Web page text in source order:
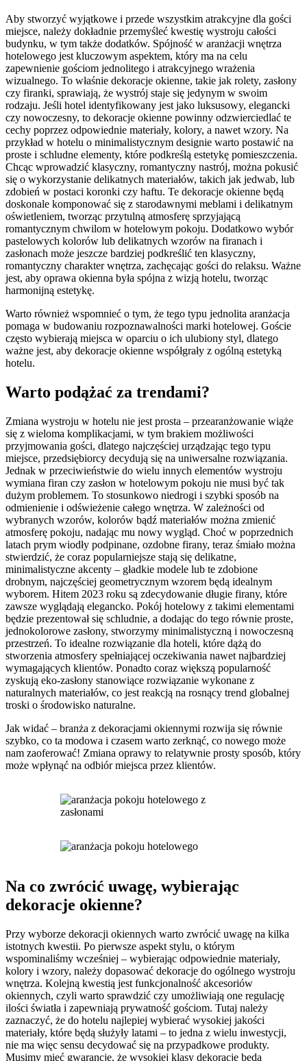
Aby stworzyć wyjątkowe i przede wszystkim atrakcyjne dla gości
miejsce, należy dokładnie przemyśleć kwestię wystroju całości
budynku, w tym także dodatków. Spójność w aranżacji wnętrza
hotelowego jest kluczowym aspektem, który ma na celu
zapewnienie gościom jednolitego i atrakcyjnego wrażenia
wizualnego. To właśnie dekoracje okienne, takie jak rolety, zasłony
czy firanki, sprawiają, że wystrój staje się jedynym w swoim
rodzaju. Jeśli hotel identyfikowany jest jako luksusowy, elegancki
czy nowoczesny, to dekoracje okienne powinny odzwierciedlać te
cechy poprzez odpowiednie materiały, kolory, a nawet wzory. Na
przykład w hotelu o minimalistycznym designie warto postawić na
proste i schludne elementy, które podkreślą estetykę pomieszczenia.
Chcąc wprowadzić klasyczny, romantyczny nastrój, można pokusić
się o wykorzystanie delikatnych materiałów, takich jak jedwab, lub
zdobień w postaci koronki czy haftu. Te dekoracje okienne będą
doskonale komponować się z starodawnymi meblami i delikatnym
oświetleniem, tworząc przytulną atmosferę sprzyjającą
romantycznym chwilom w hotelowym pokoju. Dodatkowo wybór
pastelowych kolorów lub delikatnych wzorów na firanach i
zasłonach może jeszcze bardziej podkreślić ten klasyczny,
romantyczny charakter wnętrza, zachęcając gości do relaksu. Ważne
jest, aby oprawa okienna była spójna z wizją hotelu, tworząc
harmonijną estetykę.
Warto również wspomnieć o tym, że tego typu jednolita aranżacja
pomaga w budowaniu rozpoznawalności marki hotelowej. Goście
często wybierają miejsca w oparciu o ich ulubiony styl, dlatego
ważne jest, aby dekoracje okienne współgrały z ogólną estetyką
hotelu.
Warto podążać za trendami?
Zmiana wystroju w hotelu nie jest prosta – przearanżowanie wiąże
się z wieloma komplikacjami, w tym brakiem możliwości
przyjmowania gości, dlatego najczęściej urządzając tego typu
miejsce, przedsiębiorcy decydują się na uniwersalne rozwiązania.
Jednak w przeciwieństwie do wielu innych elementów wystroju
wymiana firan czy zasłon w hotelowym pokoju nie musi być tak
dużym problemem. To stosunkowo niedrogi i szybki sposób na
odmienienie i odświeżenie całego wnętrza. W zależności od
wybranych wzorów, kolorów bądź materiałów można zmienić
atmosferę pokoju, nadając mu nowy wygląd. Choć w poprzednich
latach prym wiodły podpinane, ozdobne firany, teraz śmiało można
stwierdzić, że coraz popularniejsze stają się delikatne,
minimalistyczne akcenty – gładkie modele lub te zdobione
drobnym, najczęściej geometrycznym wzorem będą idealnym
wyborem. Hitem 2023 roku są zdecydowanie długie firany, które
zawsze wyglądają elegancko. Pokój hotelowy z takimi elementami
będzie prezentował się schludnie, a dodając do tego równie proste,
jednokolorowe zasłony, stworzymy minimalistyczną i nowoczesną
przestrzeń. To idealne rozwiązanie dla hoteli, które dążą do
stworzenia atmosfery spełniającej oczekiwania nawet najbardziej
wymagających klientów. Ponadto coraz większą popularność
zyskują eko-zasłony stanowiące rozwiązanie wykonane z
naturalnych materiałów, co jest reakcją na rosnący trend globalnej
troski o środowisko naturalne.
Jak widać – branża z dekoracjami okiennymi rozwija się równie
szybko, co ta modowa i czasem warto zerknąć, co nowego może
nam zaoferować! Zmiana oprawy to relatywnie prosty sposób, który
może wpłynąć na odbiór miejsca przez klientów.
Na co zwrócić uwagę, wybierając
dekoracje okienne?
Przy wyborze dekoracji okiennych warto zwrócić uwagę na kilka
istotnych kwestii. Po pierwsze aspekt stylu, o którym
wspominaliśmy wcześniej – wybierając odpowiednie materiały,
kolory i wzory, należy dopasować dekoracje do ogólnego wystroju
wnętrza. Kolejną kwestią jest funkcjonalność akcesoriów
okiennych, czyli warto sprawdzić czy umożliwiają one regulację
ilości światła i zapewniają prywatność gościom. Tutaj należy
zaznaczyć, że do hotelu najlepiej wybierać wysokiej jakości
materiały, które będą służyły latami – to jedna z wielu inwestycji,
nie ma więc sensu decydować się na przypadkowe produkty.
Musimy mieć gwarancję, że wysokiej klasy dekoracje będą